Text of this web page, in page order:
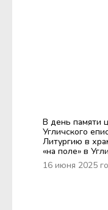
В день памяти
Угличского
Литургию в
«на поле» в
16 июня 2025